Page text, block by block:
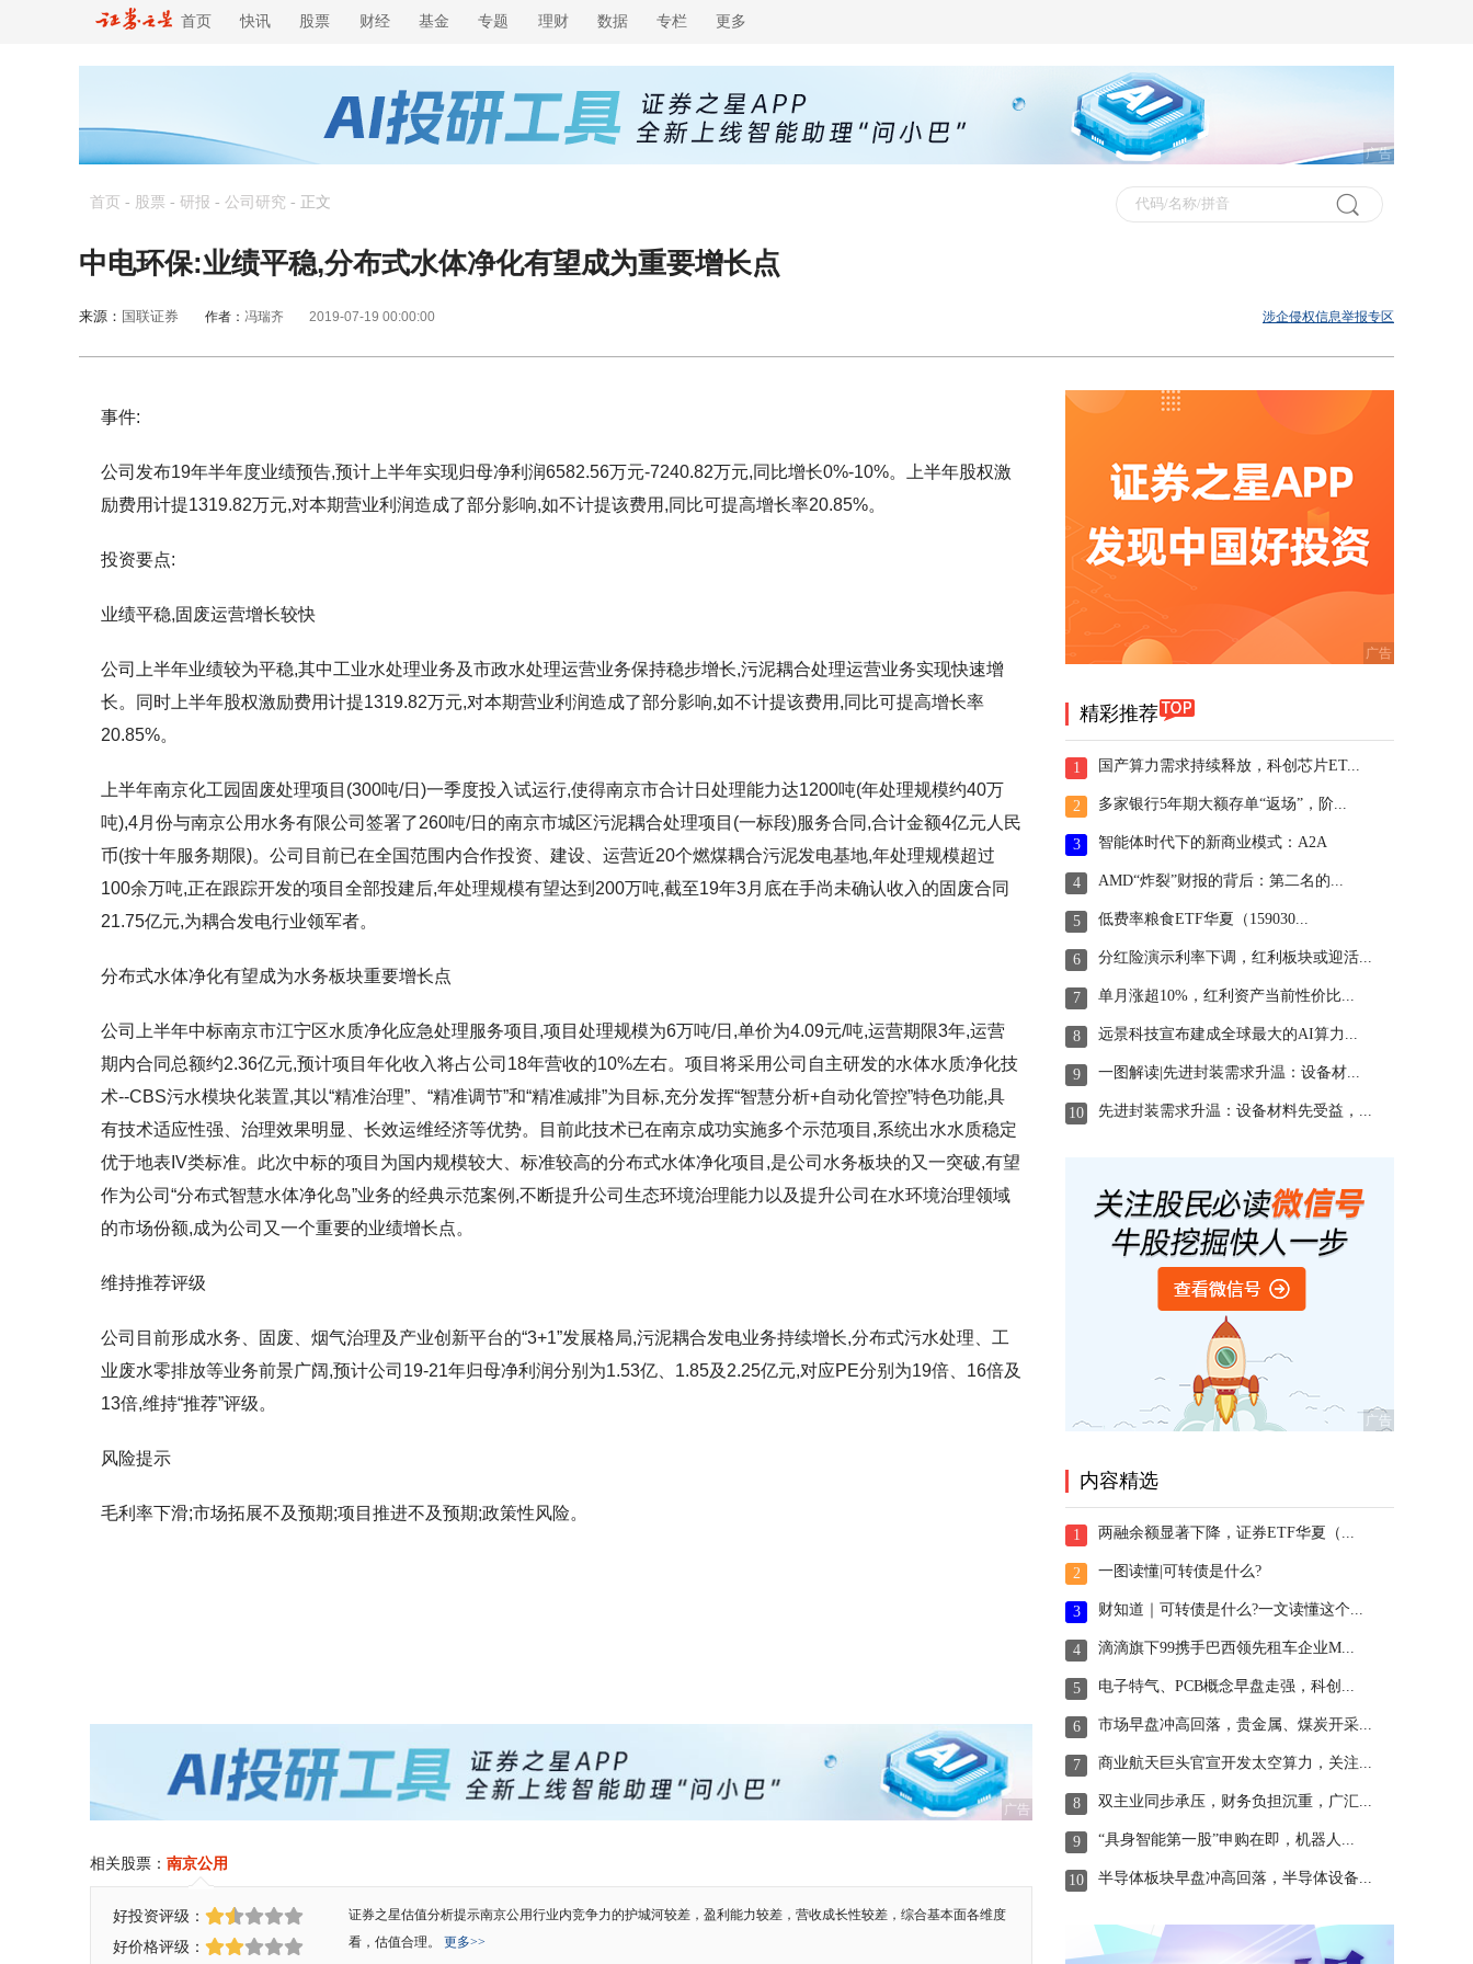
首页 快讯 股票 财经 基金 专题 理财 数据 专栏 更多
广告
首页 - 股票 - 研报 - 公司研究 - 正文
中电环保:业绩平稳,分布式水体净化有望成为重要增长点
来源： 国联证券 作者： 冯瑞齐 2019-07-19 00:00:00 涉企侵权信息举报专区
事件:
公司发布19年半年度业绩预告,预计上半年实现归母净利润6582.56万元-7240.82万元,同比增长0%-10%。上半年股权激
励费用计提1319.82万元,对本期营业利润造成了部分影响,如不计提该费用,同比可提高增长率20.85%。
投资要点:
业绩平稳,固废运营增长较快
公司上半年业绩较为平稳,其中工业水处理业务及市政水处理运营业务保持稳步增长,污泥耦合处理运营业务实现快速增
长。同时上半年股权激励费用计提1319.82万元,对本期营业利润造成了部分影响,如不计提该费用,同比可提高增长率
20.85%。
上半年南京化工园固废处理项目(300吨/日)一季度投入试运行,使得南京市合计日处理能力达1200吨(年处理规模约40万
吨),4月份与南京公用水务有限公司签署了260吨/日的南京市城区污泥耦合处理项目(一标段)服务合同,合计金额4亿元人民
币(按十年服务期限)。公司目前已在全国范围内合作投资、建设、运营近20个燃煤耦合污泥发电基地,年处理规模超过
100余万吨,正在跟踪开发的项目全部投建后,年处理规模有望达到200万吨,截至19年3月底在手尚未确认收入的固废合同
21.75亿元,为耦合发电行业领军者。
分布式水体净化有望成为水务板块重要增长点
公司上半年中标南京市江宁区水质净化应急处理服务项目,项目处理规模为6万吨/日,单价为4.09元/吨,运营期限3年,运营
期内合同总额约2.36亿元,预计项目年化收入将占公司18年营收的10%左右。项目将采用公司自主研发的水体水质净化技
术--CBS污水模块化装置,其以“精准治理”、“精准调节”和“精准减排”为目标,充分发挥“智慧分析+自动化管控”特色功能,具
有技术适应性强、治理效果明显、长效运维经济等优势。目前此技术已在南京成功实施多个示范项目,系统出水水质稳定
优于地表IV类标准。此次中标的项目为国内规模较大、标准较高的分布式水体净化项目,是公司水务板块的又一突破,有望
作为公司“分布式智慧水体净化岛”业务的经典示范案例,不断提升公司生态环境治理能力以及提升公司在水环境治理领域
的市场份额,成为公司又一个重要的业绩增长点。
维持推荐评级
公司目前形成水务、固废、烟气治理及产业创新平台的“3+1”发展格局,污泥耦合发电业务持续增长,分布式污水处理、工
业废水零排放等业务前景广阔,预计公司19-21年归母净利润分别为1.53亿、1.85及2.25亿元,对应PE分别为19倍、16倍及
13倍,维持“推荐”评级。
风险提示
毛利率下滑;市场拓展不及预期;项目推进不及预期;政策性风险。
广告
相关股票： 南京公用
好投资评级：
好价格评级：
证券之星估值分析提示南京公用行业内竞争力的护城河较差，盈利能力较差，营收成长性较差，综合基本面各维度
看，估值合理。 更多>>
精彩推荐
1 国产算力需求持续释放，科创芯片ET...
2 多家银行5年期大额存单“返场”，阶...
3 智能体时代下的新商业模式：A2A
4 AMD“炸裂”财报的背后：第二名的...
5 低费率粮食ETF华夏（159030...
6 分红险演示利率下调，红利板块或迎活...
7 单月涨超10%，红利资产当前性价比...
8 远景科技宣布建成全球最大的AI算力...
9 一图解读|先进封装需求升温：设备材...
10 先进封装需求升温：设备材料先受益，...
内容精选
1 两融余额显著下降，证券ETF华夏（...
2 一图读懂|可转债是什么?
3 财知道｜可转债是什么?一文读懂这个...
4 滴滴旗下99携手巴西领先租车企业M...
5 电子特气、PCB概念早盘走强，科创...
6 市场早盘冲高回落，贵金属、煤炭开采...
7 商业航天巨头官宣开发太空算力，关注...
8 双主业同步承压，财务负担沉重，广汇...
9 “具身智能第一股”申购在即，机器人...
10 半导体板块早盘冲高回落，半导体设备...